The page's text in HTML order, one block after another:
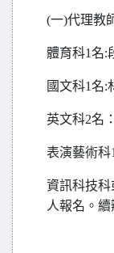
(一)代理教
體育科1名:
國文科1名:
英文科2名
表演藝術科
資訊科技科
人報名。續